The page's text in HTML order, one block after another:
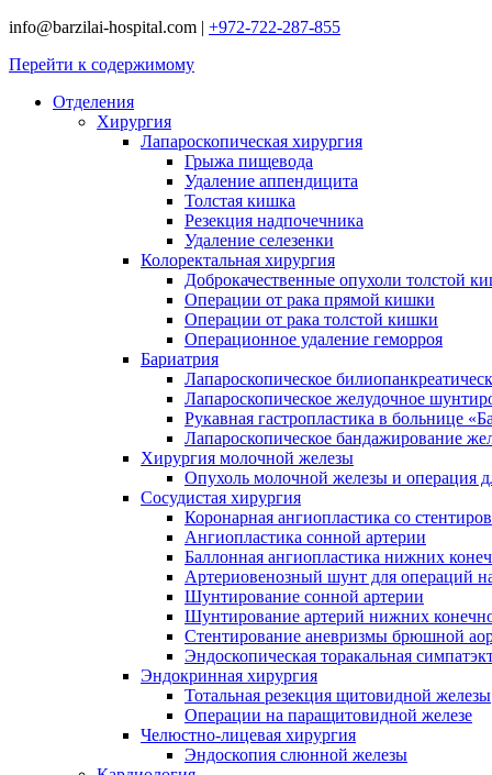
info@barzilai-hospital.com | +972-722-287-855
Перейти к содержимому
Отделения
Хирургия
Лапароскопическая хирургия
Грыжа пищевода
Удаление аппендицита
Толстая кишка
Резекция надпочечника
Удаление селезенки
Колоректальная хирургия
Доброкачественные опухоли толстой
Операции от рака прямой кишки
Операции от рака толстой кишки
Операционное удаление геморроя
Бариатрия
Лапароскопическое
Лапароскопическое желудочное
Рукавная гастропластика в больнице
Лапароскопическое бандажирование
Хирургия молочной железы
Опухоль молочной железы и операция
Сосудистая хирургия
Коронарная ангиопластика со
Ангиопластика сонной артерии
Баллонная ангиопластика нижних
Артериовенозный шунт для операций
Шунтирование сонной артерии
Шунтирование артерий нижних
Стентирование аневризмы брюшной
Эндоскопическая торакальная
Эндокринная хирургия
Тотальная резекция щитовидной железы
Операции на паращитовидной железе
Челюстно-лицевая хирургия
Эндоскопия слюнной железы